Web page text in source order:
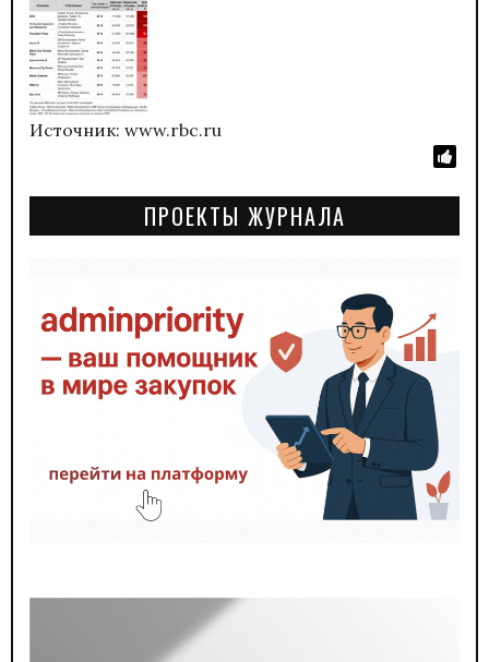
Источник: www.rbc.ru
ПРОЕКТЫ ЖУРНАЛА